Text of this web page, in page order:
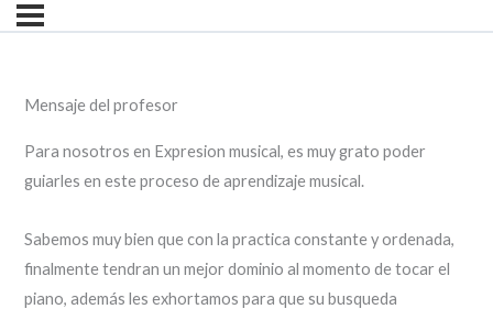
Mensaje del profesor
Para nosotros en Expresion musical, es muy grato poder
guiarles en este proceso de aprendizaje musical.
Sabemos muy bien que con la practica constante y ordenada,
finalmente tendran un mejor dominio al momento de tocar el
piano, además les exhortamos para que su busqueda